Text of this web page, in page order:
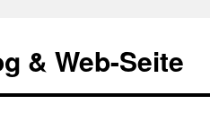
& Web-Seite